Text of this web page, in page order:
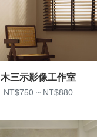
木三示影像工作室
NT$750 ~ NT$880